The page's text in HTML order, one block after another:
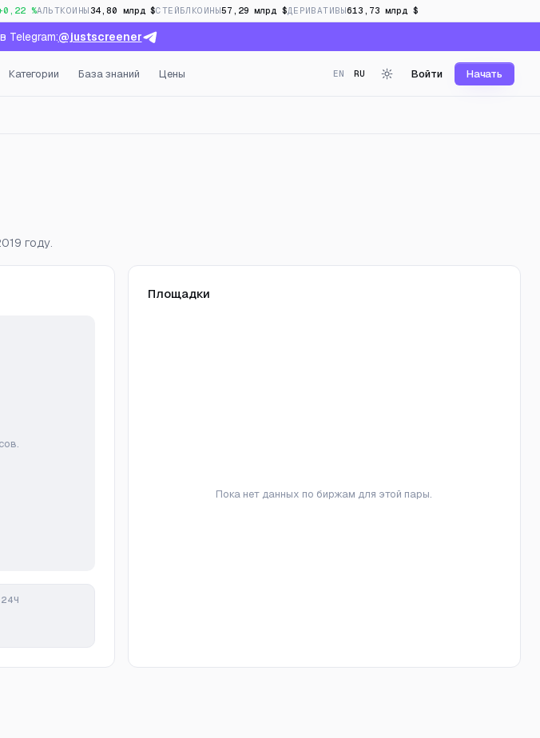
%АЛЬТКОИНЫ 34,80 млрд $СТЕЙБЛКОИНЫ57,29 млрд $ДЕРИВАТИВЫ613,73 млрд $
Telegram:@justscreener
Категории База знаний Цены EN RU Войти Начать
в реальном времени
году.
Площадки
Пока нет данных по биржам для этой пары.